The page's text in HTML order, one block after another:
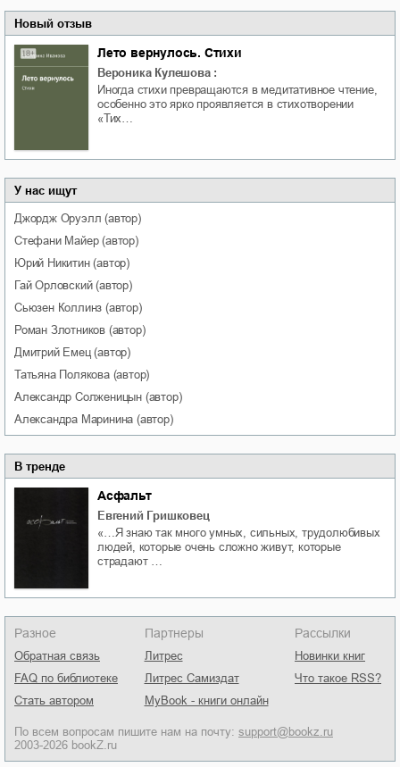
Новый отзыв
Лето вернулось. Стихи
Вероника Кулешова :
Иногда стихи превращаются в медитативное чтение,
особенно это ярко проявляется в стихотворении
«Тих…
У нас ищут
Джордж Оруэлл (автор)
Стефани Майер(автор)
Юрий Никитин(автор)
Гай Орловский(автор)
Сьюзен Коллинз (автор)
Роман Злотников (автор)
Дмитрий Емец(автор)
Татьяна Полякова(автор)
Александр Солженицын (автор)
Александра Маринина (автор)
В тренде
Асфальт
Евгений Гришковец
«…Я знаю так много умных, сильных, трудолюбивых
людей, которые очень сложно живут, которые
страдают …
Разное
Обратная связь
FAQ по библиотеке
Стать автором
Партнеры
Литрес
Литрес Самиздат
MyBook - книги онлайн
Рассылки
Новинки книг
Что такое RSS?
По всем вопросам пишите нам на почту: support@bookz.ru
2003-2026 bookZ.ru